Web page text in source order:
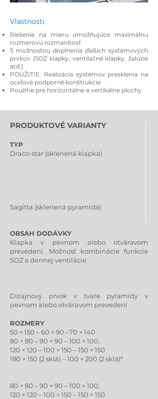
Vlastnosti
Riešenie na mieru umožňujúce maximálnu
rozmerovú rozmanitosť
S možnosťou doplnenia ďalších systémových
prvkov (SOZ klapky, ventilačné klapky, žalúzie
atď.)
POUŽITIE: Realizácia systémov presklenia na
oceľové podporné konštrukcie
Použitie pre horizontálne a vertikálne plochy
PRODUKTOVÉ VARIANTY
TYP
Draco-star (sklenená klapka)
Sagitta (sklenená pyramída)
OBSAH DODÁVKY
Klapka v pevnom alebo otváravom
prevedení. Možnosť kombinácie funkcie
SOZ a dennej ventilácie
Dizajnový prvok v tvare pyramídy v
pevnom alebo otváravom prevedení
ROZMERY
50 × 150 – 60 × 90 –70 × 140
80 × 80 – 90 × 90 – 100 × 100,
120 × 120 – 100 × 150 – 150 × 150
180 × 150 (2 sklá) – 100 × 200 (2 sklá)*
80 × 80 – 90 × 90 – 100 × 100,
120 × 120 – 100 × 150 – 150 × 150